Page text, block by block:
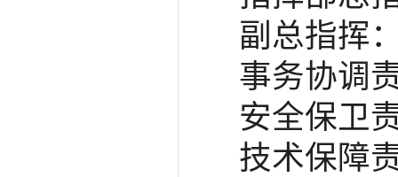
副总指挥
事务协调
安全保卫
技术保障